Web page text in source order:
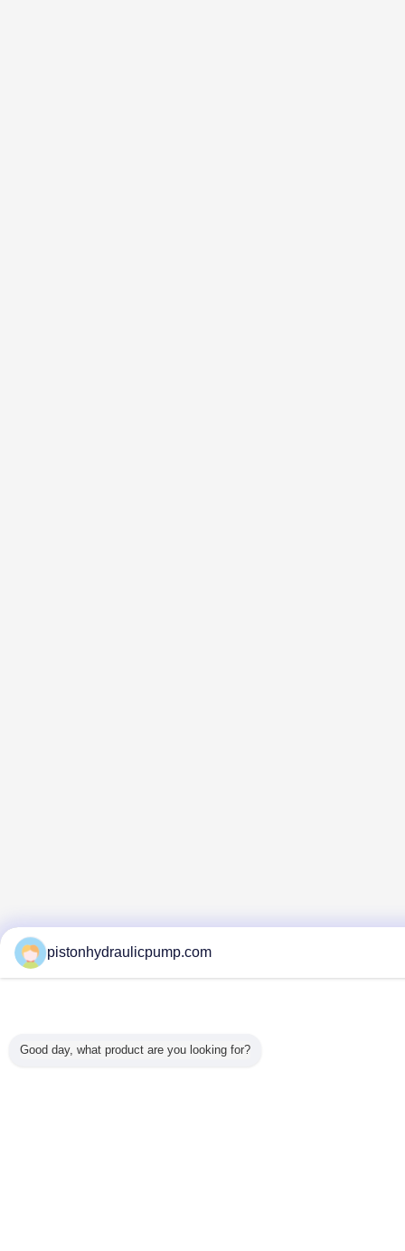
pistonhydraulicpump.com
Good day, what product are you looking for?